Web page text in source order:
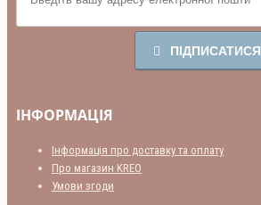
ПІДПИСАТИСЯ
ІНФОРМАЦІЯ
Інформація про доставку та оплату
Про магазин KREO
Умови згоди